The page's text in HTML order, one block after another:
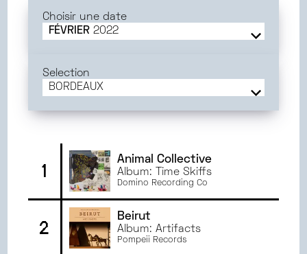
Choisir une date
FÉVRIER 2022
MAI
2025
AVRIL2025
DÉCEMBRE2024
NOVEMBRE2024
OCTOBRE2024
SEPTEMBRE2024
JUIN2024
2024
Selection
BORDEAUX
TOULOUSE
TOURS
ANGERS
RENNES
AMIENS
DIJON
1
Animal Collective
Album: Time Skiffs
Domino Recording Co
2
Beirut
Album: Artifacts
Pompeii Records